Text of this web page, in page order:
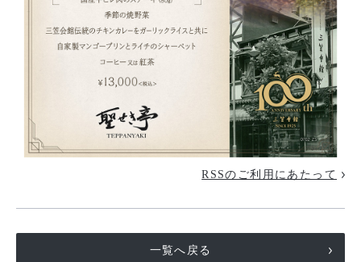
RSSのご利用にあたって
一覧へ戻る